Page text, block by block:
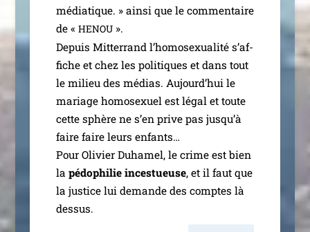
média­­tique. » ain­si que le com­men­taire
de « HENOU».
Depuis Mitterrand l’ho­mo­sexua­li­té s’af­
fiche et chez les poli­tiques et dans tout
le milieu des médias. Aujourd’hui le
mariage homo­sexuel est légal et toute
cette sphère ne s’en prive pas jus­qu’à
faire faire leurs enfants…
Pour Olivier Duhamel, le crime est bien
la pédo­phi­lie inces­tueuse, et il faut que
la jus­tice lui demande des comptes là
dessus.